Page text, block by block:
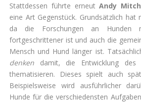
Stattdessen führte erneutAndy
eine Art Gegenstück. Grundsätzlich hat
da die Forschungen an Hunden
fortgeschrittener ist und auch die
Mensch und Hund länger ist.
denken damit, die Entwicklung des
thematisieren. Dieses spielt auch
Beispielsweise wird ausführlicher
Hunde für die verschiedensten